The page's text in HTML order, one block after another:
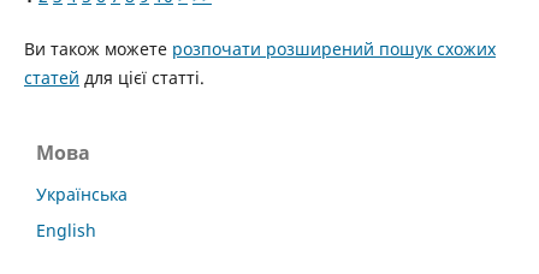
Ви також можете розпочати розширений пошук схожих
статей для цієї статті.
Мова
Українська
English